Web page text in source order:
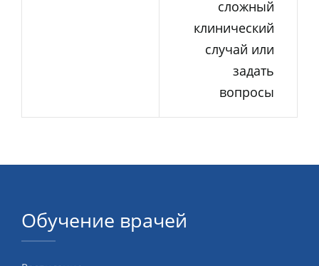
сложный
клинический
случай или
задать
вопросы
Обучение врачей